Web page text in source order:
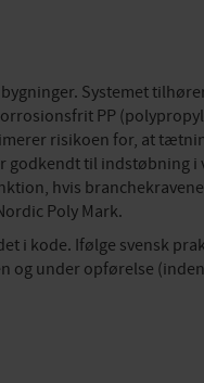
Systemet
PP
risikoen for, at
godkendt til indstøbning
hvis
Poly Mark.
i kode. Ifølge svensk
og under opførelse